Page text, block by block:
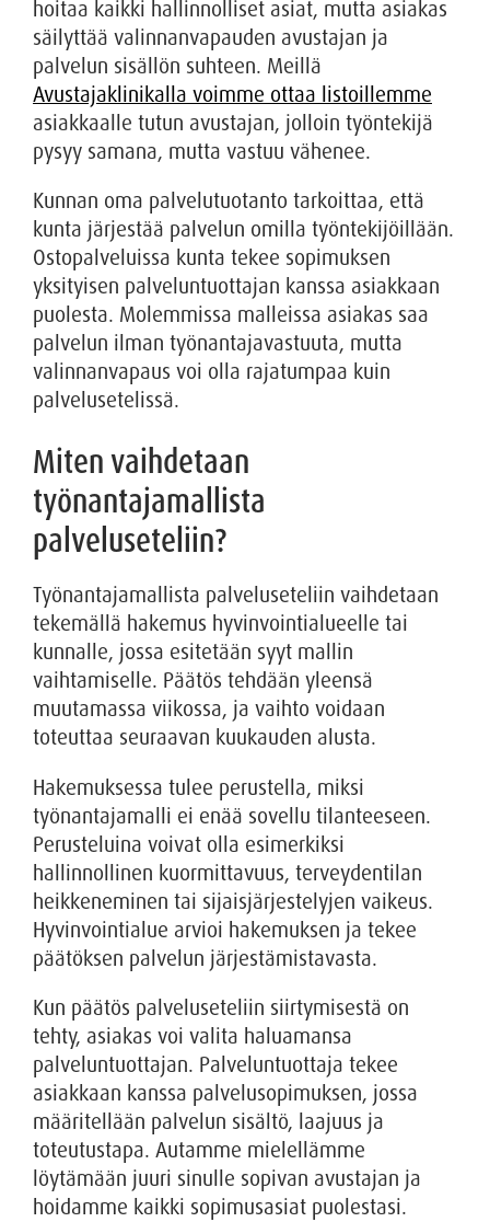
hoitaa kaikki hallinnolliset asiat, mutta asiakas
säilyttää valinnanvapauden avustajan ja
palvelun sisällön suhteen. Meillä
Avustajaklinikalla voimme ottaa listoillemme
asiakkaalle tutun avustajan, jolloin työntekijä
pysyy samana, mutta vastuu vähenee.
Kunnan oma palvelutuotanto tarkoittaa, että
kunta järjestää palvelun omilla työntekijöillään.
Ostopalveluissa kunta tekee sopimuksen
yksityisen palveluntuottajan kanssa asiakkaan
puolesta. Molemmissa malleissa asiakas saa
palvelun ilman työnantajavastuuta, mutta
valinnanvapaus voi olla rajatumpaa kuin
palvelusetelissä.
Miten vaihdetaan
työnantajamallista
palveluseteliin?
Työnantajamallista palveluseteliin vaihdetaan
tekemällä hakemus hyvinvointialueelle tai
kunnalle, jossa esitetään syyt mallin
vaihtamiselle. Päätös tehdään yleensä
muutamassa viikossa, ja vaihto voidaan
toteuttaa seuraavan kuukauden alusta.
Hakemuksessa tulee perustella, miksi
työnantajamalli ei enää sovellu tilanteeseen.
Perusteluina voivat olla esimerkiksi
hallinnollinen kuormittavuus, terveydentilan
heikkeneminen tai sijaisjärjestelyjen vaikeus.
Hyvinvointialue arvioi hakemuksen ja tekee
päätöksen palvelun järjestämistavasta.
Kun päätös palveluseteliin siirtymisestä on
tehty, asiakas voi valita haluamansa
palveluntuottajan. Palveluntuottaja tekee
asiakkaan kanssa palvelusopimuksen, jossa
määritellään palvelun sisältö, laajuus ja
toteutustapa. Autamme mielellämme
löytämään juuri sinulle sopivan avustajan ja
hoidamme kaikki sopimusasiat puolestasi.